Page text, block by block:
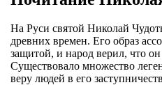
На Руси святой Николай
древних времен. Его образ
защитой, и народ верил, что
Существовало множество
веру людей в его